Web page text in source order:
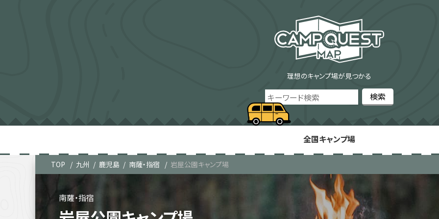
理想のキャンプ場が見つかる
全国キャンプ場
TOP 九州 鹿児島 南薩・指宿 岩屋公園キャンプ場
南薩・指宿